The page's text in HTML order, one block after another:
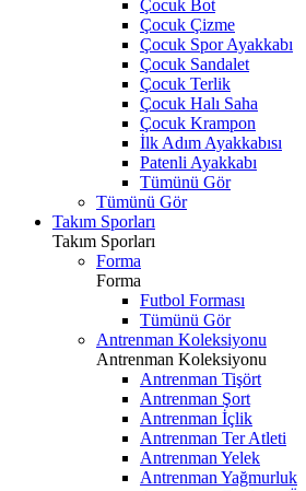
Çocuk Bot
Çocuk Çizme
Çocuk Spor Ayakkabı
Çocuk Sandalet
Çocuk Terlik
Çocuk Halı Saha
Çocuk Krampon
İlk Adım Ayakkabısı
Patenli Ayakkabı
Tümünü Gör
Tümünü Gör
Takım Sporları
Takım Sporları
Forma
Forma
Futbol Forması
Tümünü Gör
Antrenman Koleksiyonu
Antrenman Koleksiyonu
Antrenman Tişört
Antrenman Şort
Antrenman İçlik
Antrenman Ter Atleti
Antrenman Yelek
Antrenman Yağmurluk